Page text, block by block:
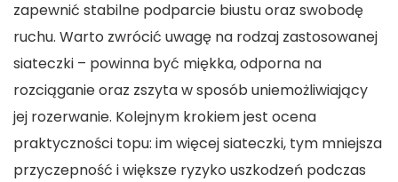
zapewnić stabilne podparcie biustu oraz swobodę
ruchu. Warto zwrócić uwagę na rodzaj zastosowanej
siateczki – powinna być miękka, odporna na
rozciąganie oraz zszyta w sposób uniemożliwiający
jej rozerwanie. Kolejnym krokiem jest ocena
praktyczności topu: im więcej siateczki, tym mniejsza
przyczepność i większe ryzyko uszkodzeń podczas